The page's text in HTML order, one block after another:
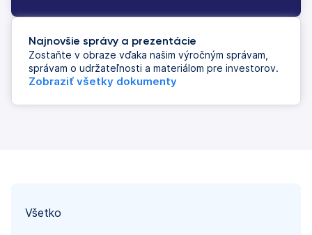
Najnovšie správy a prezentácie
Zostaňte v obraze vďaka našim výročným správam,
správam o udržateľnosti a materiálom pre investorov.
Zobraziť všetky dokumenty
Všetko